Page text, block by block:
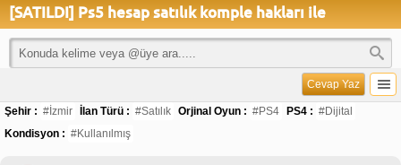
[SATILDI] Ps5 hesap satılık komple hakları ile
Cevap Yaz
Şehir : #İzmir İlan Türü : #Satılık Orjinal Oyun : #PS4 PS4 : #Dijital
Kondisyon : #Kullanılmış